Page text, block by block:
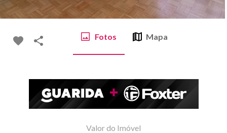
Fotos Mapa
Valor do Imóvel